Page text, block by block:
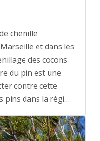
chenille
et dans les
des cocons
du pin est une
contre cette
pins dans la régi…